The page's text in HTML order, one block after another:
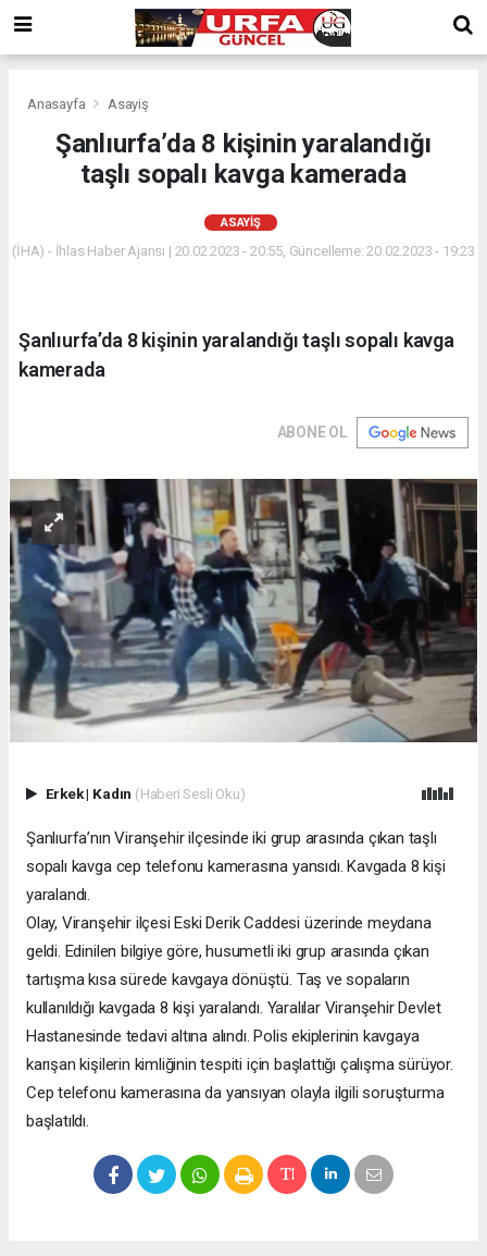
Anasayfa Asayiş
Şanlıurfa’da 8 kişinin yaralandığı
taşlı sopalı kavga kamerada
ASAYIŞ
(İHA) - İhlas Haber Ajansı | 20.02.2023 - 20:55, Güncelleme: 20.02.2023 - 19:23
Şanlıurfa’da 8 kişinin yaralandığı taşlı sopalı kavga
kamerada
ABONE OL
Erkek| Kadın (Haberi Sesli Oku)
Şanlıurfa’nın Viranşehir ilçesinde iki grup arasında çıkan taşlı
sopalı kavga cep telefonu kamerasına yansıdı. Kavgada 8 kişi
yaralandı.
Olay, Viranşehir ilçesi Eski Derik Caddesi üzerinde meydana
geldi. Edinilen bilgiye göre, husumetli iki grup arasında çıkan
tartışma kısa sürede kavgaya dönüştü. Taş ve sopaların
kullanıldığı kavgada 8 kişi yaralandı. Yaralılar Viranşehir Devlet
Hastanesinde tedavi altına alındı. Polis ekiplerinin kavgaya
karışan kişilerin kimliğinin tespiti için başlattığı çalışma sürüyor.
Cep telefonu kamerasına da yansıyan olayla ilgili soruşturma
başlatıldı.